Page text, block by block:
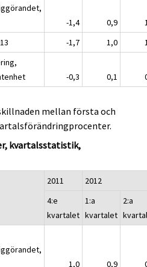
-1,4 0,9
-1,7 1,0
-0,3 0,1
mellan första och
kvartalsstatistik,
2011
2012
4:e
kvartalet
1:a
kvartalet
2:a
1,0 0,9